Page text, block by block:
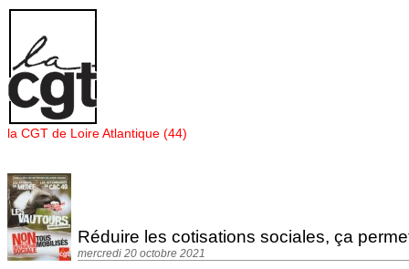
Panneau de gestion des cookies
la CGT de Loire Atlantique (44)
Réduire les cotisations sociales, ça
mercredi 20 octobre 2021